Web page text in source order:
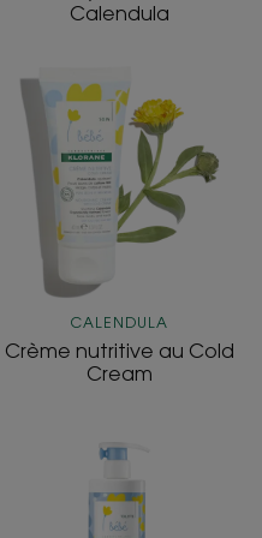
Calendula
nutritive
au
Cold
Cream
CALENDULA
Crème nutritive au Cold
Cream
de
toilette sans
rinçage